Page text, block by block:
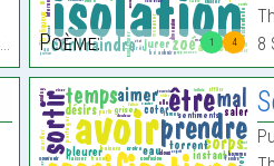
1 4
Poème:
8